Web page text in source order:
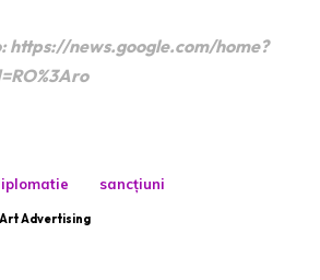
https://news.google.com/home?
sancțiuni
Advertising